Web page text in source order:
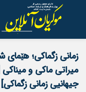
زمانی زگماکی؛
جیهانیی زمانی زگماکی]